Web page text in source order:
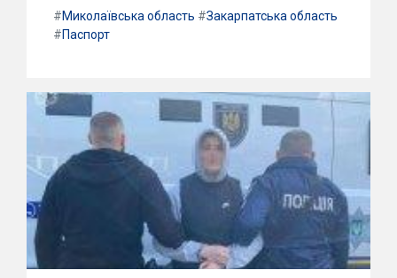
#Миколаївська область #Закарпатська область
#Паспорт